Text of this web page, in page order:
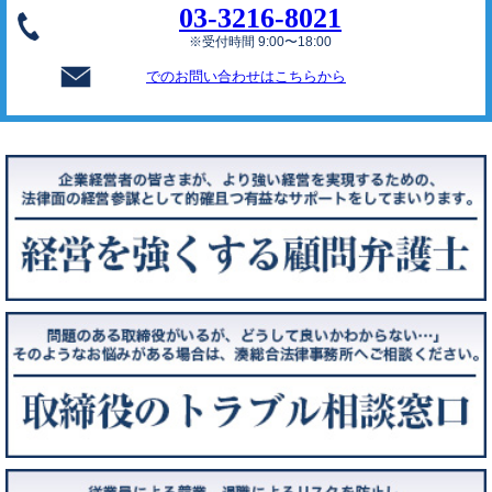
03-3216-8021
※受付時間 9:00〜18:00
でのお問い合わせはこちらから